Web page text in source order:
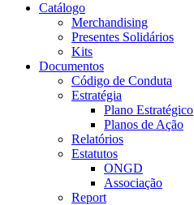
Catálogo
Merchandising
Presentes Solidários
Kits
Documentos
Código de Conduta
Estratégia
Plano Estratégico
Planos de Ação
Relatórios
Estatutos
ONGD
Associação
Report